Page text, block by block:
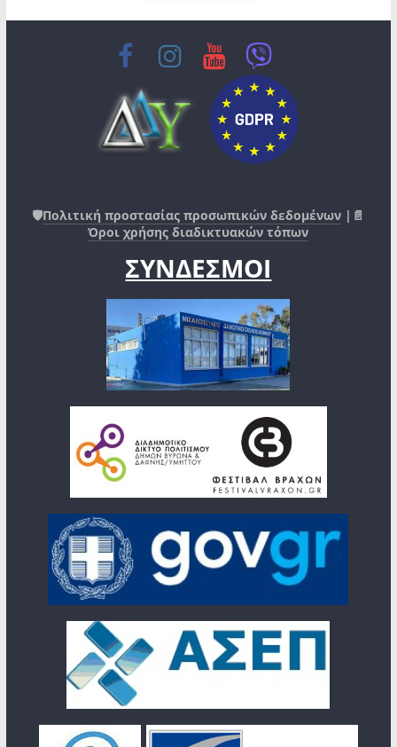
🛡️Πολιτική προστασίας προσωπικών δεδομένων |📄
Όροι χρήσης διαδικτυακών τόπων
ΣΥΝΔΕΣΜΟΙ